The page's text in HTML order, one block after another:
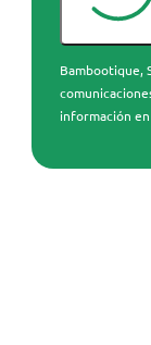
Bambootique,
información